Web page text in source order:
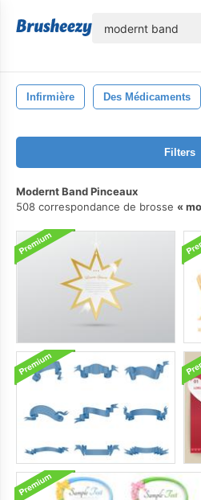
Infirmière Des Médicaments
Filters
Modernt Band Pinceaux
508 correspondance de brosse